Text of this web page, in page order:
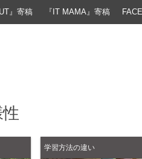
』寄稿 『IT MAMA』寄稿
学習方法の違い